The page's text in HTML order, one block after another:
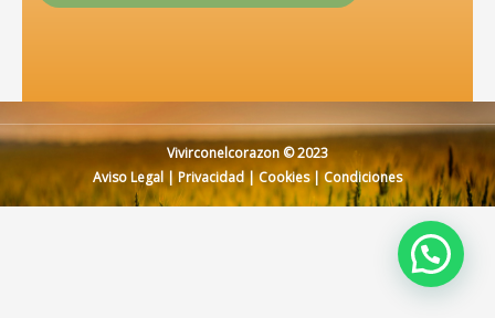
Vivirconelcorazon © 2023
Aviso Legal | Privacidad|Cookies| Condiciones